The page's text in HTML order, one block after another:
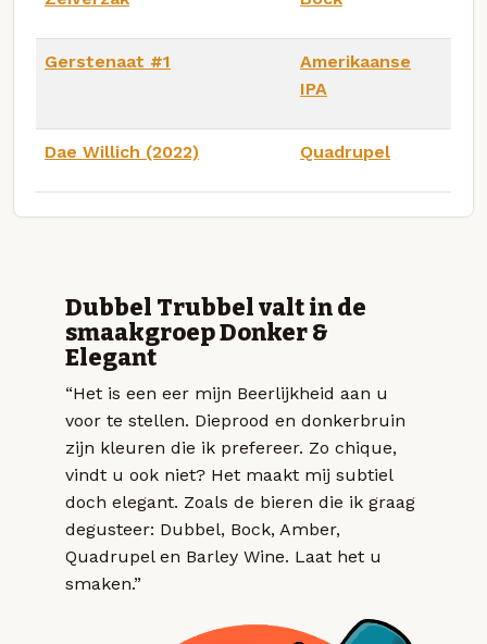
Gerstenaat #1
Amerikaanse
IPA
Dae Willich (2022) Quadrupel
Dubbel Trubbel valt in de
smaakgroep Donker &
Elegant
“Het is een eer mijn Beerlijkheid aan u
voor te stellen. Dieprood en donkerbruin
zijn kleuren die ik prefereer. Zo chique,
vindt u ook niet? Het maakt mij subtiel
doch elegant. Zoals de bieren die ik graag
degusteer: Dubbel, Bock, Amber,
Quadrupel en Barley Wine. Laat het u
smaken.”